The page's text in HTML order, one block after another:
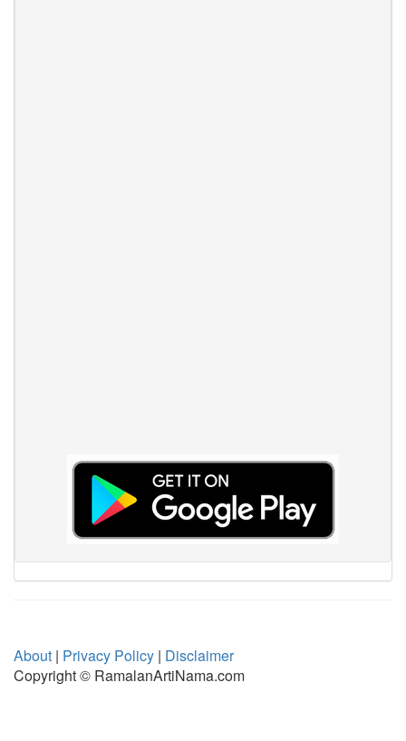
About | Privacy Policy | Disclaimer
Copyright © RamalanArtiNama.com